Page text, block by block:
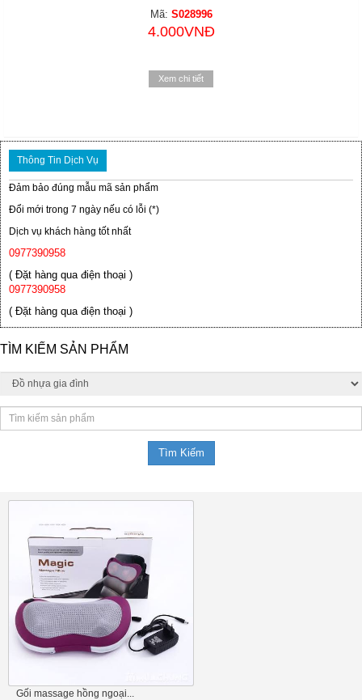
Mã: S028996
4.000VNĐ
Xem chi tiết
Thông Tin Dịch Vụ
Đảm bảo đúng mẫu mã sản phẩm
Đổi mới trong 7 ngày nếu có lỗi (*)
Dịch vụ khách hàng tốt nhất
0977390958
( Đặt hàng qua điện thoại )
0977390958
( Đặt hàng qua điện thoại )
TÌM KIẾM SẢN PHẨM
Gối massage hồng ngoại...